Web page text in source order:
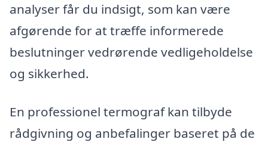
analyser får du indsigt, som kan være
afgørende for at træffe informerede
beslutninger vedrørende vedligeholdelse
og sikkerhed.
En professionel termograf kan tilbyde
rådgivning og anbefalinger baseret på de